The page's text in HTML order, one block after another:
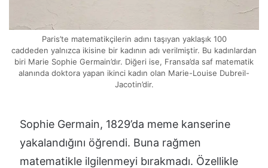
Paris’te matematikçilerin adını taşıyan yaklaşık 100
caddeden yalnızca ikisine bir kadının adı verilmiştir. Bu kadınlardan
biri Marie Sophie Germain’dır. Diğeri ise, Fransa’da saf matematik
alanında doktora yapan ikinci kadın olan Marie-Louise Dubreil-
Jacotin’dir.
Sophie Germain, 1829’da meme kanserine
yakalandığını öğrendi. Buna rağmen
matematikle ilgilenmeyi bırakmadı. Özellikle